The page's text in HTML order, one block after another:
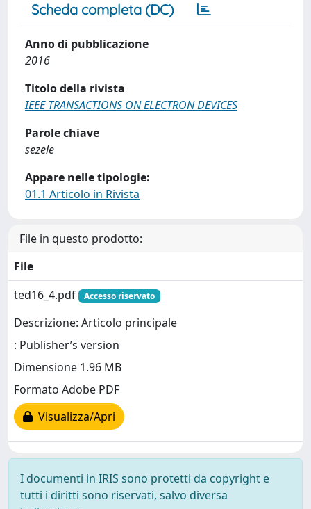
Scheda completa (DC)
Anno di pubblicazione
2016
Titolo della rivista
IEEE TRANSACTIONS ON ELECTRON DEVICES
Parole chiave
sezele
Appare nelle tipologie:
01.1 Articolo in Rivista
File in questo prodotto:
File
ted16_4.pdf
Accesso riservato
Descrizione: Articolo principale
: Publisher’s version
Dimensione 1.96 MB
Formato Adobe PDF
Visualizza/Apri
I documenti in IRIS sono protetti da copyright e
tutti i diritti sono riservati, salvo diversa